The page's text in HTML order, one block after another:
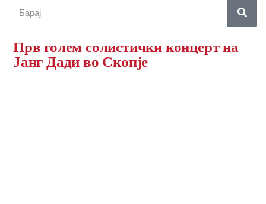
Прв голем солистички концерт на
Јанг Дади во Скопје